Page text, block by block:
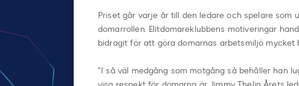
Priset går varje år till den ledare och spelare
domarrollen. Elitdomareklubbens motiveringar
bidragit för att göra domarnas arbetsmiljö mycket
”I så väl medgång som motgång så behåller han